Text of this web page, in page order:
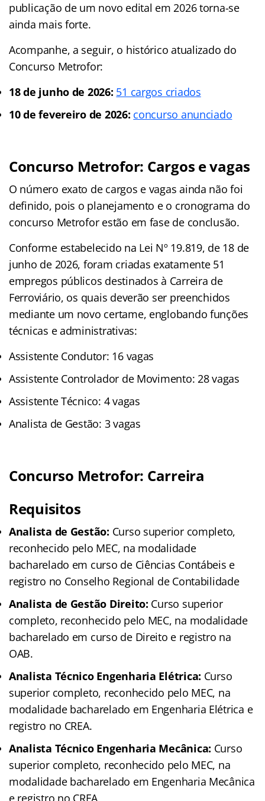
publicação de um novo edital em 2026 torna-se
ainda mais forte.
Acompanhe, a seguir, o histórico atualizado do
Concurso Metrofor:
18 de junho de 2026: 51 cargos criados
10 de fevereiro de 2026: concurso anunciado
Concurso Metrofor: Cargos e vagas
O número exato de cargos e vagas ainda não foi
definido, pois o planejamento e o cronograma do
concurso Metrofor estão em fase de conclusão.
Conforme estabelecido na Lei Nº 19.819, de 18 de
junho de 2026, foram criadas exatamente 51
empregos públicos destinados à Carreira de
Ferroviário, os quais deverão ser preenchidos
mediante um novo certame, englobando funções
técnicas e administrativas:
Assistente Condutor: 16 vagas
Assistente Controlador de Movimento: 28 vagas
Assistente Técnico: 4 vagas
Analista de Gestão: 3 vagas
Concurso Metrofor: Carreira
Requisitos
Analista de Gestão: Curso superior completo,
reconhecido pelo MEC, na modalidade
bacharelado em curso de Ciências Contábeis e
registro no Conselho Regional de Contabilidade
Analista de Gestão Direito: Curso superior
completo, reconhecido pelo MEC, na modalidade
bacharelado em curso de Direito e registro na
OAB.
Analista Técnico Engenharia Elétrica: Curso
superior completo, reconhecido pelo MEC, na
modalidade bacharelado em Engenharia Elétrica e
registro no CREA.
Analista Técnico Engenharia Mecânica: Curso
superior completo, reconhecido pelo MEC, na
modalidade bacharelado em Engenharia Mecânica